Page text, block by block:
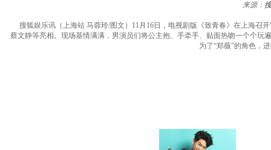
来源：
搜狐娱乐讯（上海站 马蓉玲/图文）11月16日，电视剧版《致青春》在上海召
蔡文静等亮相。现场基情满满，男演员们将公主抱、手牵手、贴面热吻一个个玩
为了“郑薇”的角色，